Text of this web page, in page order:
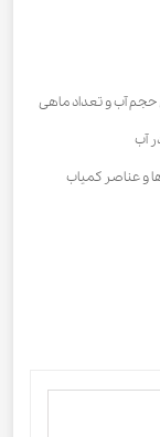
حجم آب و تعداد ماهی
آب
و عناصر کمیاب